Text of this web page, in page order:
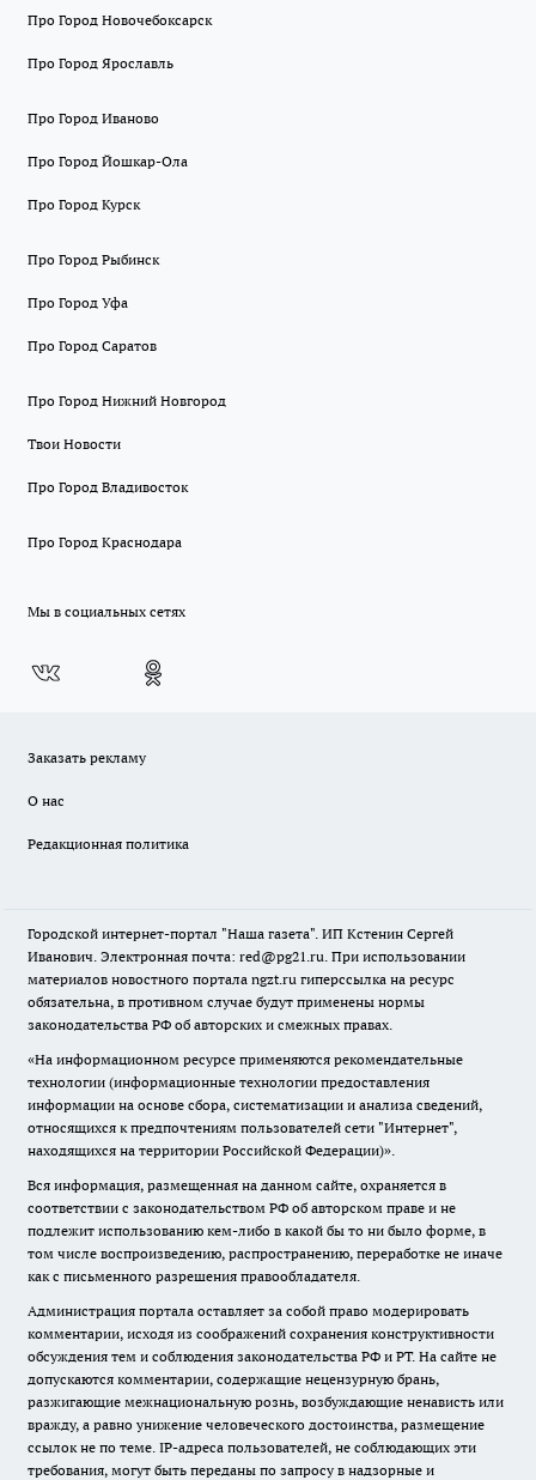
Про Город Новочебоксарск
Про Город Ярославль
Про Город Иваново
Про Город Йошкар-Ола
Про Город Курск
Про Город Рыбинск
Про Город Уфа
Про Город Саратов
Про Город Нижний Новгород
Твои Новости
Про Город Владивосток
Про Город Краснодара
Мы в социальных сетях
Заказать рекламу
О нас
Редакционная политика
Городской интернет-портал "Наша газета". ИП Кстенин Сергей
Иванович. Электронная почта: red@pg21.ru. При использовании
материалов новостного портала ngzt.ru гиперссылка на ресурс
обязательна, в противном случае будут применены нормы
законодательства РФ об авторских и смежных правах.
«На информационном ресурсе применяются рекомендательные
технологии (информационные технологии предоставления
информации на основе сбора, систематизации и анализа сведений,
относящихся к предпочтениям пользователей сети "Интернет",
находящихся на территории Российской Федерации)».
Вся информация, размещенная на данном сайте, охраняется в
соответствии с законодательством РФ об авторском праве и не
подлежит использованию кем-либо в какой бы то ни было форме, в
том числе воспроизведению, распространению, переработке не иначе
как с письменного разрешения правообладателя.
Администрация портала оставляет за собой право модерировать
комментарии, исходя из соображений сохранения конструктивности
обсуждения тем и соблюдения законодательства РФ и РТ. На сайте не
допускаются комментарии, содержащие нецензурную брань,
разжигающие межнациональную рознь, возбуждающие ненависть или
вражду, а равно унижение человеческого достоинства, размещение
ссылок не по теме. IP-адреса пользователей, не соблюдающих эти
требования, могут быть переданы по запросу в надзорные и